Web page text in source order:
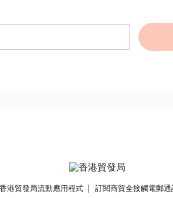
香港貿發局流動應用程式 訂閱商貿全接觸電郵通